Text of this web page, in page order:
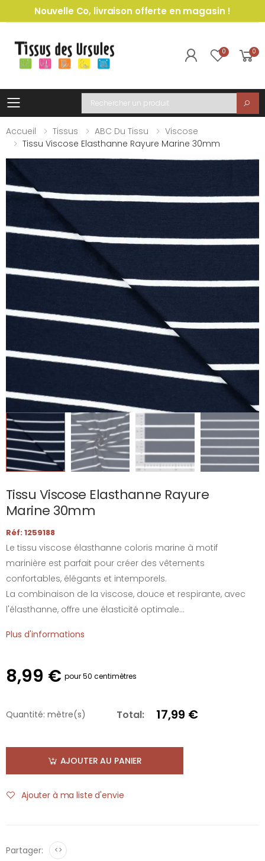
Nouvelle Co, livraison offerte en magasin !
0 0
Toggle mobile menu
Recherche
Accueil
Tissus ABC Du Tissu
Viscose
Tissu Viscose Elasthanne Rayure Marine 30mm
Tissu Viscose Elasthanne Rayure
Marine 30mm
Réf: 1259188
Le tissu viscose élasthanne coloris marine à motif
marinière est parfait pour créer des vêtements
confortables, élégants et intemporels.
La combinaison de la viscose, douce et respirante, avec
l'élasthanne, offre une élasticité optimale...
Plus d'informations
8,99 € pour 50 centimètres
Quantité: mètre(s) Total: 17,99 €
AJOUTER AU PANIER
Ajouter à ma liste d'envie
Partager: <>